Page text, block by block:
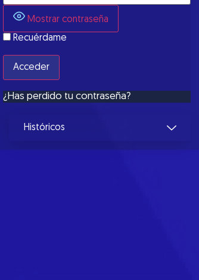
Mostrar contraseña
Recuérdame
¿Has perdido tu contraseña?
Históricos